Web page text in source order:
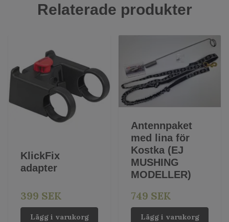
Relaterade produkter
KlickFix
adapter
399 SEK
Lägg i varukorg
Antennpaket
med lina för
Kostka (EJ
MUSHING
MODELLER)
749 SEK
Lägg i varukorg